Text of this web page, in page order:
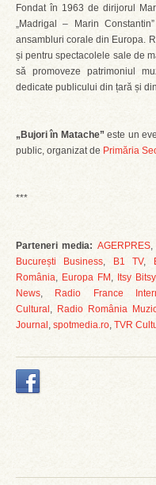
Fondat în 1963 de dirijorul
„Madrigal – Marin
ansambluri corale din Europa.
și pentru spectacolele sale de
să promoveze patrimoniul
dedicate publicului din țară și
„Bujoriîn Matache”este un
public, organizat de Primăria
***
Parteneri media: AGERPRES
București Business, B1 TV,
România, Europa FM , Itsy Bitsy
News, Radio France
Cultural , Radio România
Journal , spotmedia.ro, TVR